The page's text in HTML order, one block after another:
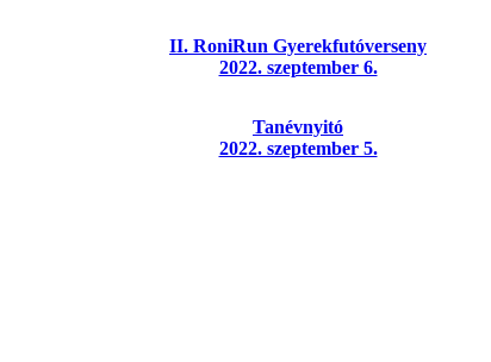
II. RoniRun Gyerekfutóverseny
2022. szeptember 6.
Tanévnyitó
2022. szeptember 5.